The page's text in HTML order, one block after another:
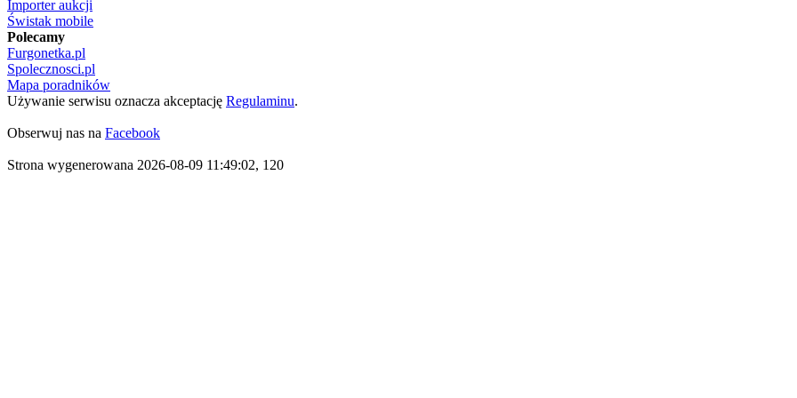
Importer aukcji
Świstak mobile
Polecamy
Furgonetka.pl
Spolecznosci.pl
Mapa poradników
Używanie serwisu oznacza akceptację Regulaminu.
Obserwuj nas na Facebook
Strona wygenerowana 2026-08-09 11:49:02, 120